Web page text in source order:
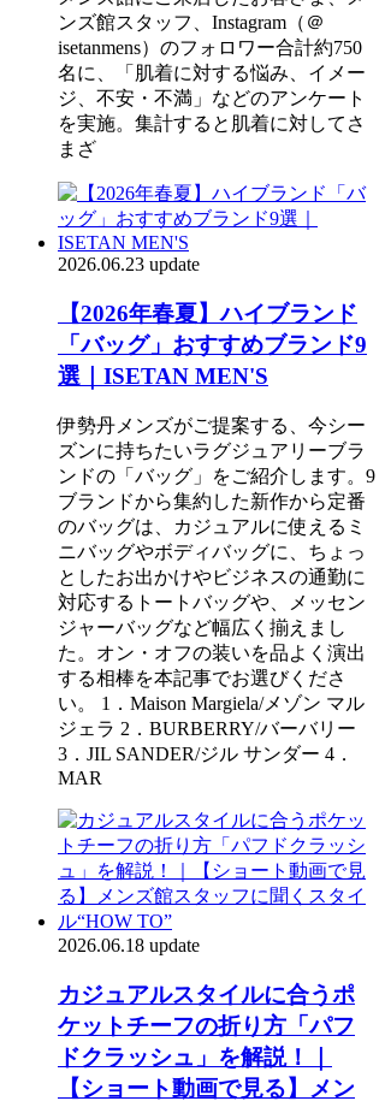
ンズ館スタッフ、Instagram（＠
isetanmens）のフォロワー合計約750
名に、「肌着に対する悩み、イメー
ジ、不安・不満」などのアンケート
を実施。集計すると肌着に対してさ
まざ
2026.06.23 update
【2026年春夏】ハイブランド
「バッグ」おすすめブランド9
選｜ISETAN MEN'S
伊勢丹メンズがご提案する、今シー
ズンに持ちたいラグジュアリーブラ
ンドの「バッグ」をご紹介します。9
ブランドから集約した新作から定番
のバッグは、カジュアルに使えるミ
ニバッグやボディバッグに、ちょっ
としたお出かけやビジネスの通勤に
対応するトートバッグや、メッセン
ジャーバッグなど幅広く揃えまし
た。オン・オフの装いを品よく演出
する相棒を本記事でお選びくださ
い。 1．Maison Margiela/メゾン マル
ジェラ 2．BURBERRY/バーバリー
3．JIL SANDER/ジル サンダー 4．
MAR
2026.06.18 update
カジュアルスタイルに合うポ
ケットチーフの折り方「パフ
ドクラッシュ」を解説！｜
【ショート動画で見る】メン